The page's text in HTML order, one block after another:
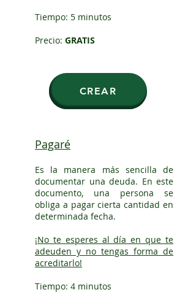
Tiempo: 5 minutos
Precio: GRATIS
CREAR
Pagaré
Es la manera más sencilla de
documentar una deuda. En este
documento, una persona se
obliga a pagar cierta cantidad en
determinada fecha.
¡No te esperes al día en que te
adeuden y no tengas forma de
acreditarlo!
Tiempo: 4 minutos